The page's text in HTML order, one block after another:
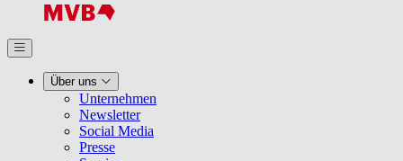
Über uns
Unternehmen
Newsletter
Social Media
Presse